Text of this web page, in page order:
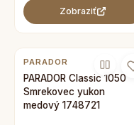
Zobraziť
PARADOR
PARADOR Classic 1050
Smrekovec yukon
medový 1748721